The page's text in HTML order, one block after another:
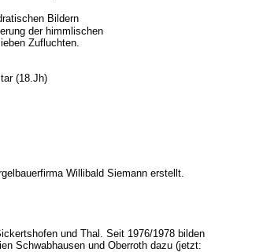
Bildern
der himmlischen
Zufluchten.
(18.Jh)
Willibald Siemann erstellt.
und Thal. Seit 1976/1978 bilden
Schwabhausen und Oberroth dazu (jetzt: